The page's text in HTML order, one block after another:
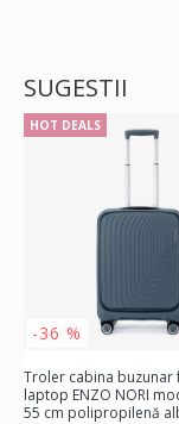
SUGESTII
HOT DEALS
-36 %
Troler cabina buzunar
laptop ENZO NORI
55 cm polipropilenă